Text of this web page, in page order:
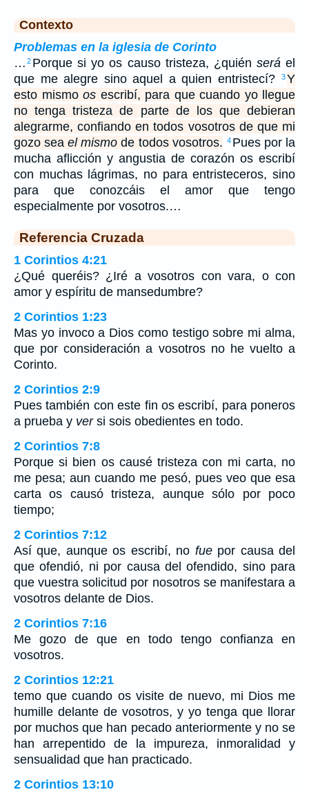
Contexto
Problemas en la iglesia de Corinto
… 2 Porque si yo os causo tristeza, ¿quién será el
que me alegre sino aquel a quien entristecí?
3Y
esto mismo os escribí, para que cuando yo llegue
no tenga tristeza de parte de los que debieran
alegrarme, confiando en todos vosotros de que mi
gozo seael mismo de todos vosotros. 4 Pues por la
mucha aflicción y angustia de corazón os escribí
con muchas lágrimas, no para entristeceros, sino
para que conozcáis el amor que tengo
especialmente por vosotros.…
Referencia Cruzada
1 Corintios 4:21
¿Qué queréis? ¿Iré a vosotros con vara, o con
amor y espíritu de mansedumbre?
2 Corintios 1:23
Mas yo invoco a Dios como testigo sobre mi alma,
que por consideración a vosotros no he vuelto a
Corinto.
2 Corintios 2:9
Pues también con este fin os escribí, para poneros
a prueba y versi sois obedientes en todo.
2 Corintios 7:8
Porque si bien os causé tristeza con mi carta, no
me pesa; aun cuando me pesó, pues veo que esa
carta os causó tristeza, aunque sólo por poco
tiempo;
2 Corintios 7:12
Así que, aunque os escribí, no fuepor causa del
que ofendió, ni por causa del ofendido, sino para
que vuestra solicitud por nosotros se manifestara a
vosotros delante de Dios.
2 Corintios 7:16
Me gozo de que en todo tengo confianza en
vosotros.
2 Corintios 12:21
temo que cuando os visite de nuevo, mi Dios me
humille delante de vosotros, y yo tenga que llorar
por muchos que han pecado anteriormente y no se
han arrepentido de la impureza, inmoralidad y
sensualidad que han practicado.
2 Corintios 13:10